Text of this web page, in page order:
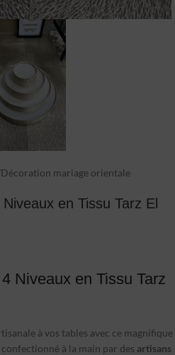
Décoration mariage orientale
en Tissu Tarz El
Niveaux en Tissu Tarz
à vos tables avec ce magnifique
confectionné à la main par des artisans